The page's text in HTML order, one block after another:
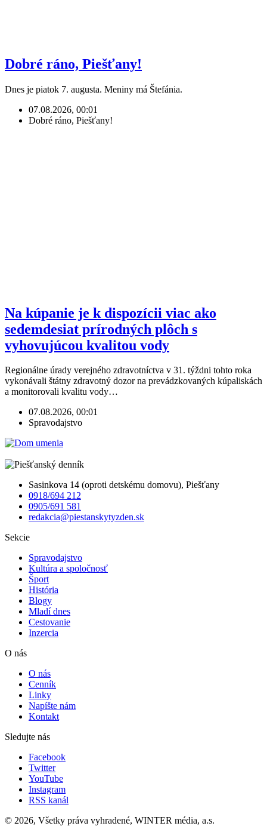
Dobré ráno, Piešťany!
Dnes je piatok 7. augusta. Meniny má Štefánia.
07.08.2026, 00:01
Dobré ráno, Piešťany!
Na kúpanie je k dispozícii viac ako
sedemdesiat prírodných plôch s
vyhovujúcou kvalitou vody
Regionálne úrady verejného zdravotníctva v 31. týždni tohto roka
vykonávali štátny zdravotný dozor na prevádzkovaných kúpaliskách
a monitorovali kvalitu vody…
07.08.2026, 00:01
Spravodajstvo
Sasinkova 14 (oproti detskému domovu), Piešťany
0918/694 212
0905/691 581
redakcia@piestanskytyzden.sk
Sekcie
Spravodajstvo
Kultúra a spoločnosť
Šport
História
Blogy
Mladí dnes
Cestovanie
Inzercia
O nás
O nás
Cenník
Linky
Napíšte nám
Kontakt
Sledujte nás
Facebook
Twitter
YouTube
Instagram
RSS kanál
© 2026, Všetky práva vyhradené, WINTER média, a.s.